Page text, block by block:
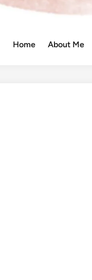
Home About Me